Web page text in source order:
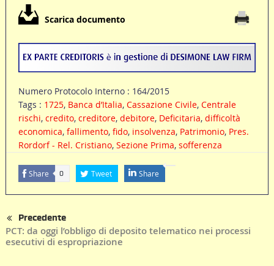
Scarica documento
Numero Protocolo Interno : 164/2015
Tags : 1725, Banca d’Italia, Cassazione Civile, Centrale
rischi, credito, creditore, debitore, Deficitaria, difficoltà
economica, fallimento, fido, insolvenza, Patrimonio, Pres.
Rordorf - Rel. Cristiano, Sezione Prima, sofferenza
Share 0 Tweet Share
Precedente
PCT: da oggi l’obbligo di deposito telematico nei processi
esecutivi di espropriazione